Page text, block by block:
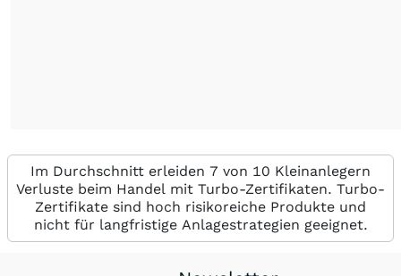
Im Durchschnitt erleiden 7 von 10 Kleinanlegern
Verluste beim Handel mit Turbo-Zertifikaten. Turbo-
Zertifikate sind hoch risikoreiche Produkte und
nicht für langfristige Anlagestrategien geeignet.